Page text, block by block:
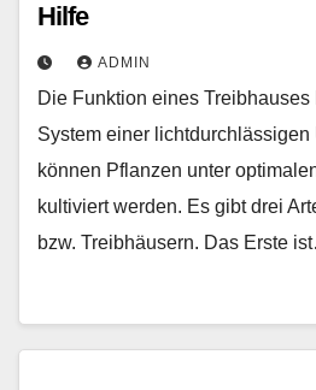
Hilfe
ADMIN
Die Funktion eines Treibhauses
System einer
können Pflanzen unter
kultiviert werden. Es gibt drei
bzw. Treibhäusern. Das Erste